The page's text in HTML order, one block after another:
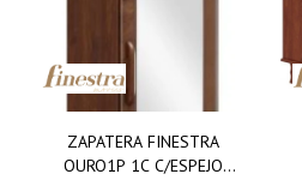
ZAPATERA FINESTRA
OURO1P 1C C/ESPEJO